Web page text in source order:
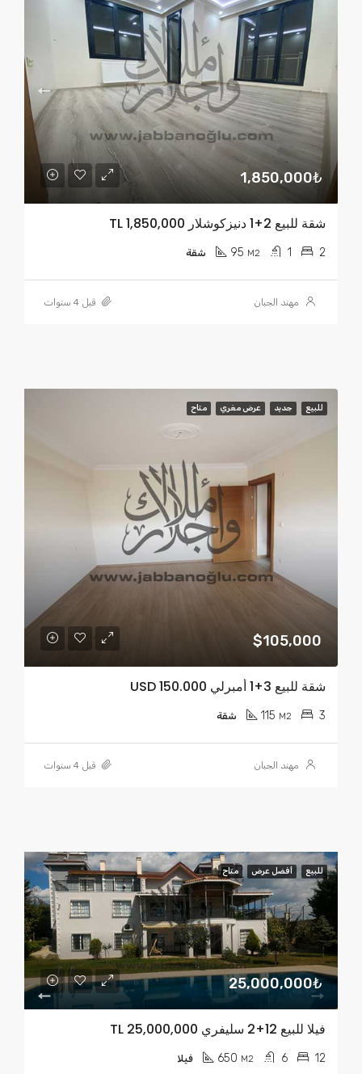
1,850,000₺
شقة للبيع 2+1 دنيزكوشلار TL 1,850,000
2
1
95 M2 شقة
مهند الجبان قبل 4 سنوات
للبيع جديد عرض مغري متاح
$105,000
شقة للبيع 3+1 أمبرلي USD 150.000
3
115 M2 شقة
مهند الجبان قبل 4 سنوات
للبيع أفضل عرض متاح
25,000,000₺
فيلا للبيع 12+2 سليفري TL 25,000,000
12
6
650 M2 فيلا